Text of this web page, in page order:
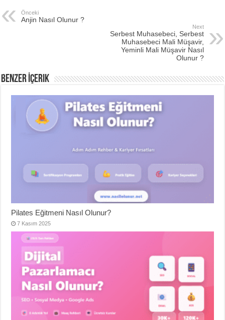
Önceki
Anjin Nasıl Olunur ?
Next
Serbest Muhasebeci, Serbest
Muhasebeci Mali Müşavir,
Yeminli Mali Müşavir Nasıl
Olunur ?
Benzer İçerik
Pilates Eğitmeni Nasıl Olunur?
7 Kasım 2025